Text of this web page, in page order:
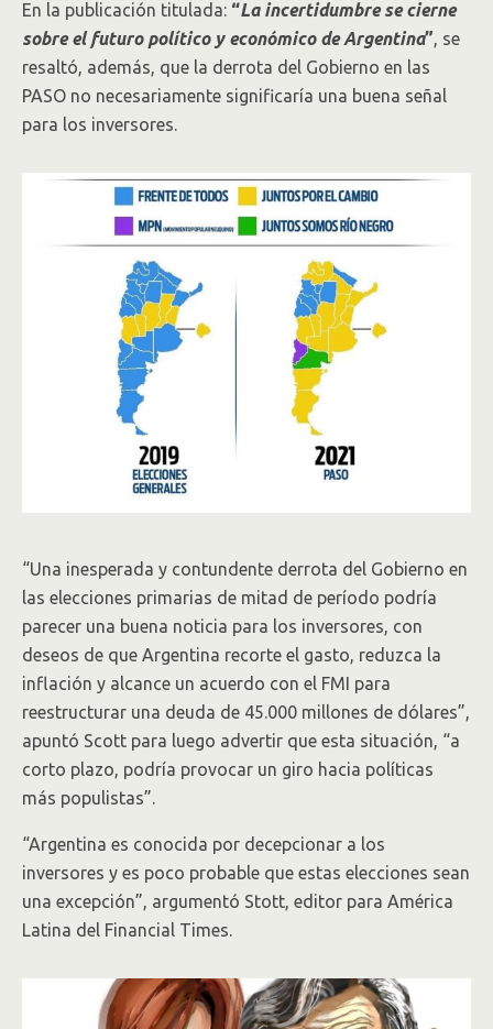
En la publicación titulada: “La incertidumbre se cierne
sobre el futuro político y económico de Argentina”, se
resaltó, además, que la derrota del Gobierno en las
PASO no necesariamente significaría una buena señal
para los inversores.
“Una inesperada y contundente derrota del Gobierno en
las elecciones primarias de mitad de período podría
parecer una buena noticia para los inversores, con
deseos de que Argentina recorte el gasto, reduzca la
inflación y alcance un acuerdo con el FMI para
reestructurar una deuda de 45.000 millones de dólares”,
apuntó Scott para luego advertir que esta situación, “a
corto plazo, podría provocar un giro hacia políticas
más populistas”.
“Argentina es conocida por decepcionar a los
inversores y es poco probable que estas elecciones sean
una excepción”, argumentó Stott, editor para América
Latina del Financial Times.